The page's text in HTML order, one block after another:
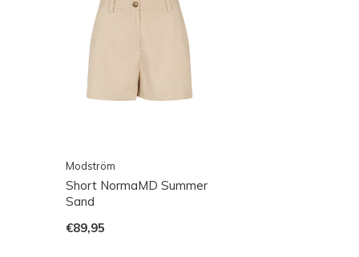
Modström
Short NormaMD Summer
Sand
€89,95